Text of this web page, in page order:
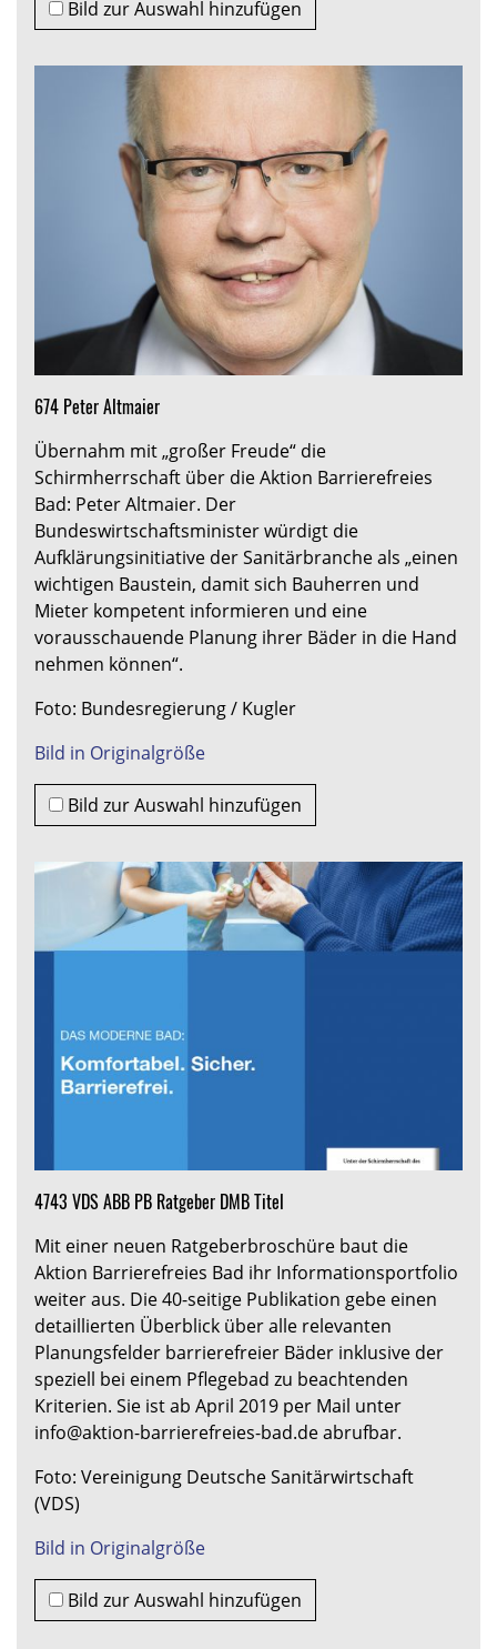
Bild zur Auswahl hinzufügen
674 Peter Altmaier
Übernahm mit „großer Freude“ die
Schirmherrschaft über die Aktion Barrierefreies
Bad: Peter Altmaier. Der
Bundeswirtschaftsminister würdigt die
Aufklärungsinitiative der Sanitärbranche als „einen
wichtigen Baustein, damit sich Bauherren und
Mieter kompetent informieren und eine
vorausschauende Planung ihrer Bäder in die Hand
nehmen können“.
Foto: Bundesregierung / Kugler
Bild in Originalgröße
Bild zur Auswahl hinzufügen
4743 VDS ABB PB Ratgeber DMB Titel
Mit einer neuen Ratgeberbroschüre baut die
Aktion Barrierefreies Bad ihr Informationsportfolio
weiter aus. Die 40-seitige Publikation gebe einen
detaillierten Überblick über alle relevanten
Planungsfelder barrierefreier Bäder inklusive der
speziell bei einem Pflegebad zu beachtenden
Kriterien. Sie ist ab April 2019 per Mail unter
info@aktion-barrierefreies-bad.de abrufbar.
Foto: Vereinigung Deutsche Sanitärwirtschaft
(VDS)
Bild in Originalgröße
Bild zur Auswahl hinzufügen